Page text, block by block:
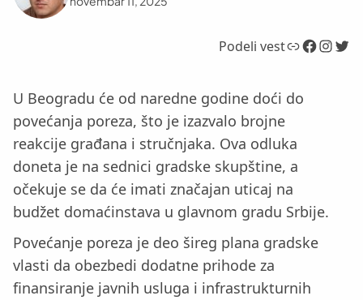
Podeli vestLink Facebook InstagramTwitter
U Beogradu će od naredne godine doći do
povećanja poreza, što je izazvalo brojne
reakcije građana i stručnjaka. Ova odluka
doneta je na sednici gradske skupštine, a
očekuje se da će imati značajan uticaj na
budžet domaćinstava u glavnom gradu Srbije.
Povećanje poreza je deo šireg plana gradske
vlasti da obezbedi dodatne prihode za
finansiranje javnih usluga i infrastrukturnih